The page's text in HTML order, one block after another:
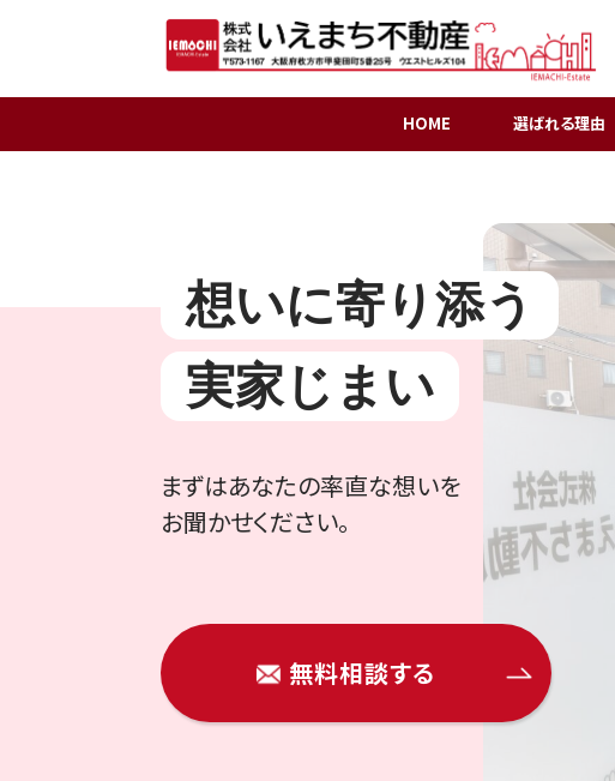
HOME 選ばれる理由
〒573-1167
大阪府枚方市甲斐田町5番25号
ウエストヒルズ104
お客様専用ダイヤル
0120-777-125
受付時間 10：00〜18：00 水曜定休
想いに寄り添う
実家じまい
まずはあなたの率直な想いを
お聞かせください。
無料相談する